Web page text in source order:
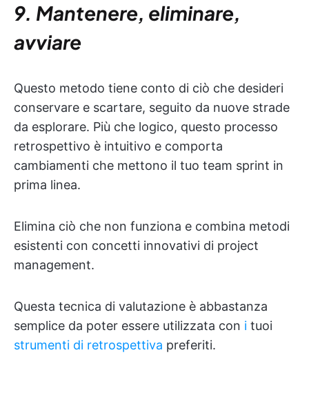
9. Mantenere, eliminare,
avviare
Questo metodo tiene conto di ciò che desideri
conservare e scartare, seguito da nuove strade
da esplorare. Più che logico, questo processo
retrospettivo è intuitivo e comporta
cambiamenti che mettono il tuo team sprint in
prima linea.
Elimina ciò che non funziona e combina metodi
esistenti con concetti innovativi di project
management.
Questa tecnica di valutazione è abbastanza
semplice da poter essere utilizzata con i tuoi
strumenti di retrospettiva preferiti.